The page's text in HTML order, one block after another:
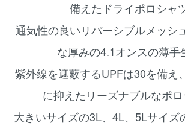
備えたドライポロシャツ
通気性の良いリバーシブルメッシ
な厚みの4.1オンスの薄手
紫外線を遮蔽するUPFは30を備え
に抑えたリーズナブルなポロ
大きいサイズの3L、4L、5Lサイズ